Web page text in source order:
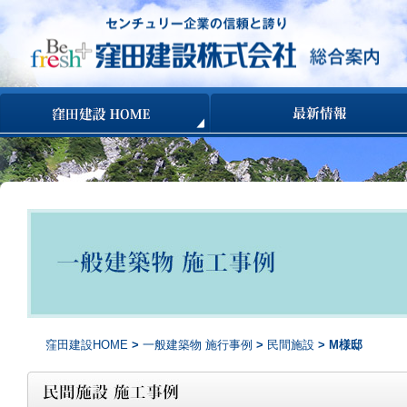
コンテンツへ移動
窪田建設HOME > 一般建築物 施行事例 > 民間施設 > M様邸